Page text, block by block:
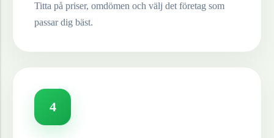
Titta på priser, omdömen och välj det företag som
passar dig bäst.
4